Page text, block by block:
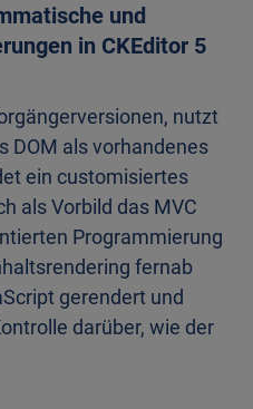
und
in CKEditor 5
nutzt
DOM als vorhandenes
ein customisiertes
als Vorbild das MVC
Programmierung
fernab
gerendert und
darüber, wie der